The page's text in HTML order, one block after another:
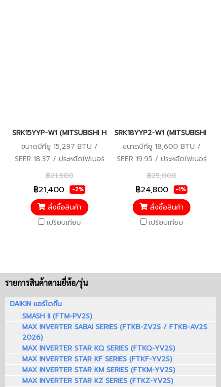
SRK15YYP-W1 (MITSUBISHI HEAVY DUTY - HOSHI SERIES)
ขนาดบีทียู 15,297 BTU /
SEER 18.37 / ประหยัดไฟเบอร์
5
฿21,800
฿21,400 -2%
สั่งซื้อสินค้า
เปรียบเทียบ
SRK18YYP2-W1 (MITSUBISHI
ขนาดบีทียู 18,600 BTU /
SEER 19.95 / ประหยัดไฟเบอร์
5 (1 ดาว)
฿25,000
฿24,800 -1%
สั่งซื้อสินค้า
เปรียบเทียบ
รายการสินค้าตามยี่ห้อ/รุ่น
DAIKIN แอร์ไดกิ้น
SMASH II (FTM-PV2S)
MAX INVERTER SABAI SERIES (FTKB-ZV2S / FTKB-AV2S
2026)
MAX INVERTER STAR KQ SERIES (FTKQ-YV2S)
MAX INVERTER STAR KF SERIES (FTKF-YV2S)
MAX INVERTER STAR KM SERIES (FTKM-YV2S)
MAX INVERTER STAR KZ SERIES (FTKZ-YV2S)